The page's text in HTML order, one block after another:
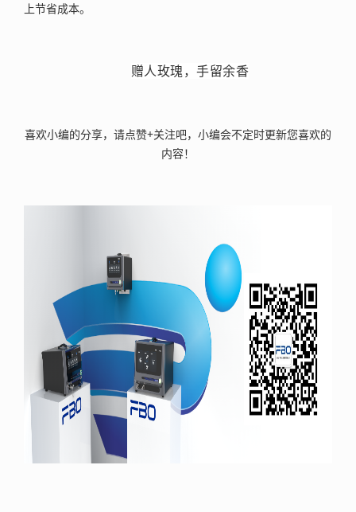
上节省成本。
赠人玫瑰，手留余香
喜欢小编的分享，请点赞+关注吧，小编会不定时更新您喜欢的
内容！